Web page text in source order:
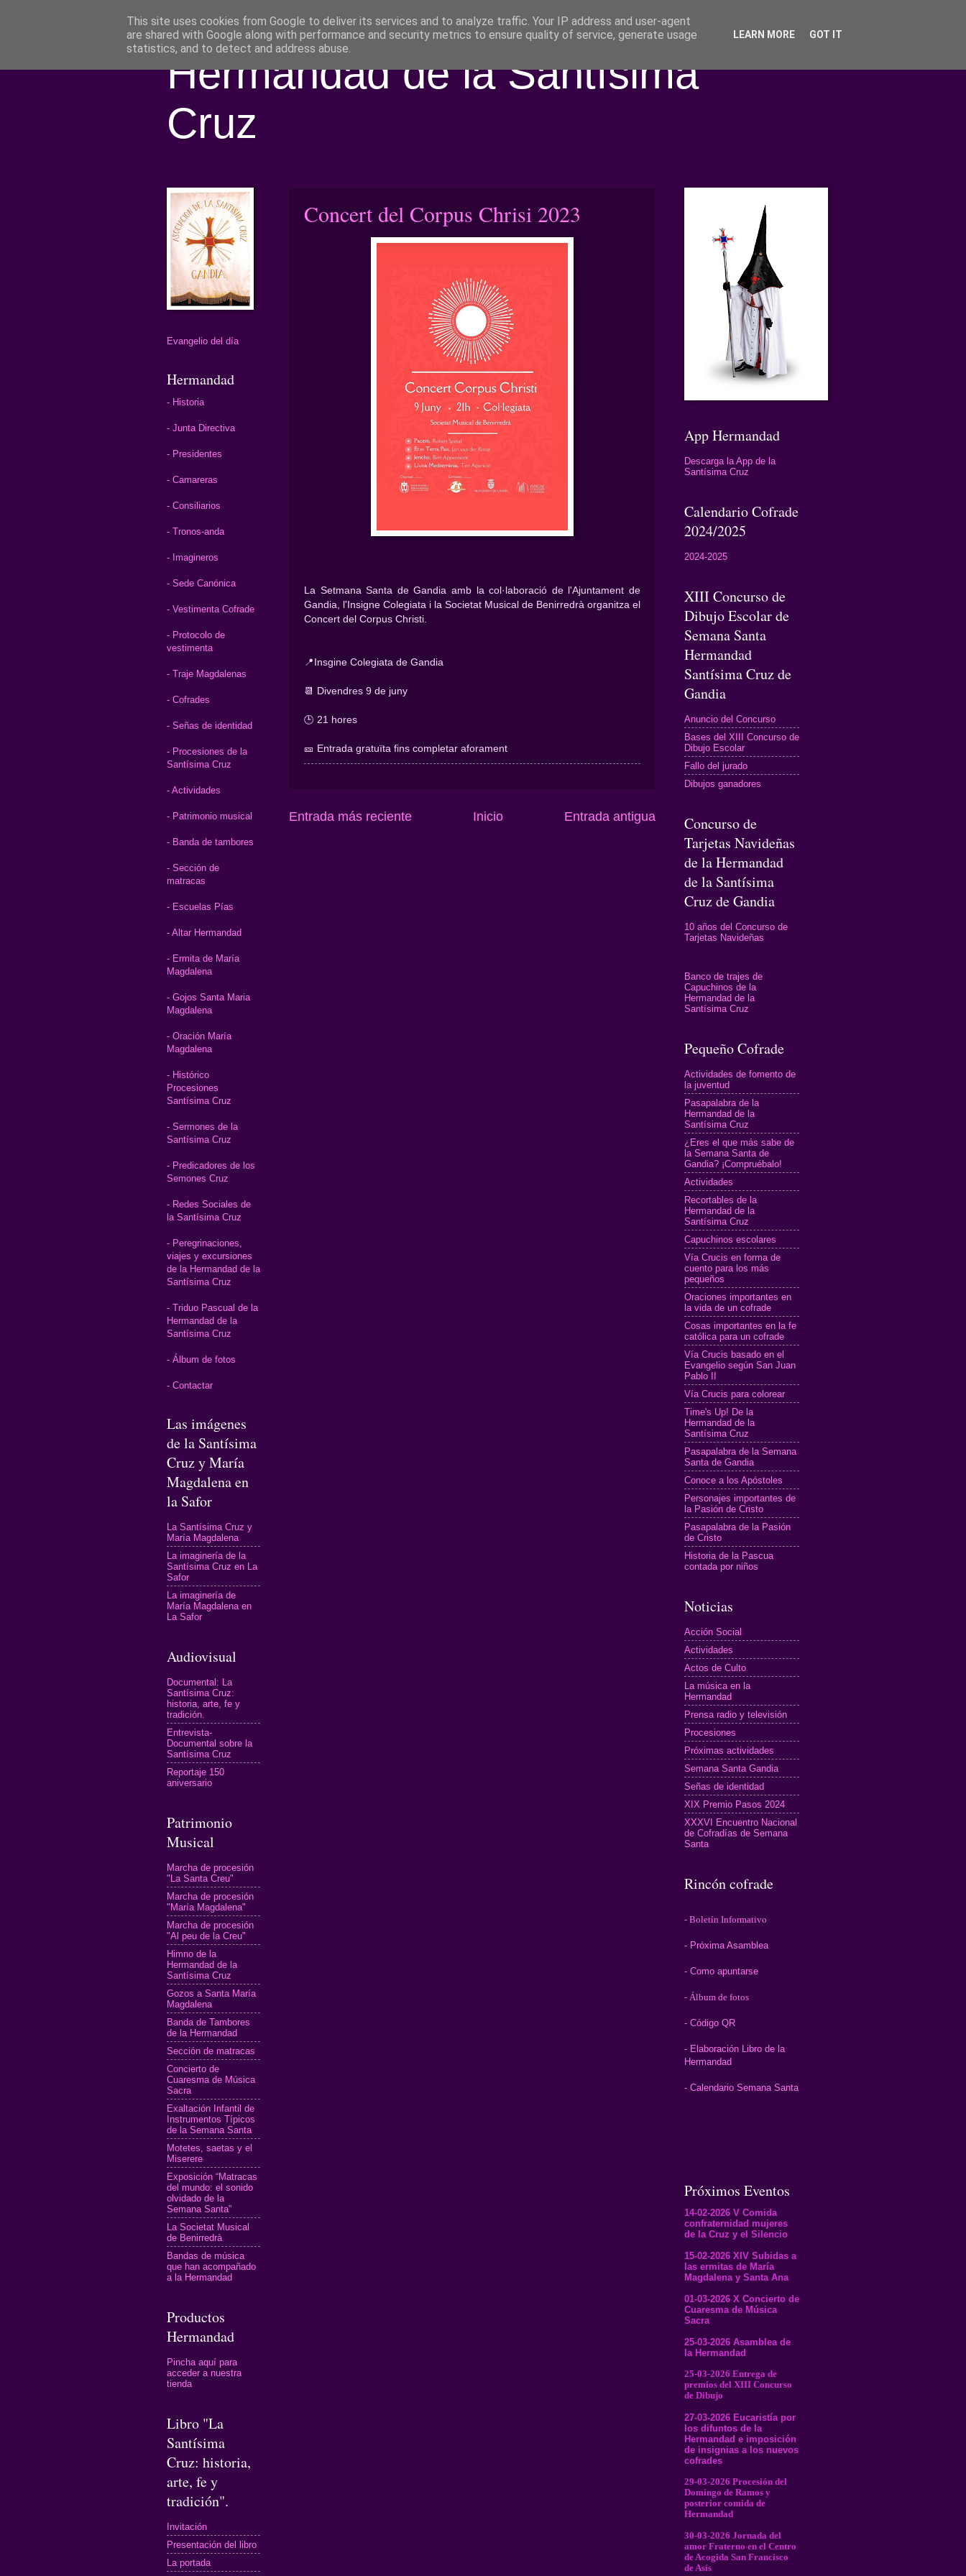
Hermandad de la Santísima
Cruz
Concert del Corpus Chrisi 2023
La Setmana Santa de Gandia amb la col·laboració de l'Ajuntament de
Gandia, l'Insigne Colegiata i la Societat Musical de Benirredrà organitza el
Concert del Corpus Christi.
📍Insgine Colegiata de Gandia
📆 Divendres 9 de juny
🕒 21 hores
🎫 Entrada gratuïta fins completar aforament
Entrada más reciente Entrada antigua
Inicio
Evangelio del día
Hermandad
- Historia
- Junta Directiva
- Presidentes
- Camareras
- Consiliarios
- Tronos-anda
- Imagineros
- Sede Canónica
- Vestimenta Cofrade
- Protocolo de
vestimenta
- Traje Magdalenas
- Cofrades
- Señas de identidad
- Procesiones de la
Santísima Cruz
- Actividades
- Patrimonio musical
- Banda de tambores
- Sección de
matracas
- Escuelas Pías
- Altar Hermandad
- Ermita de María
Magdalena
- Gojos Santa Maria
Magdalena
- Oración María
Magdalena
- Histórico
Procesiones
Santísima Cruz
- Sermones de la
Santísima Cruz
- Predicadores de los
Semones Cruz
- Redes Sociales de
la Santísima Cruz
- Peregrinaciones,
viajes y excursiones
de la Hermandad de la
Santísima Cruz
- Triduo Pascual de la
Hermandad de la
Santísima Cruz
- Álbum de fotos
- Contactar
Las imágenes
de la Santísima
Cruz y María
Magdalena en
la Safor
La Santísima Cruz y
María Magdalena
La imaginería de la
Santísima Cruz en La
Safor
La imaginería de
María Magdalena en
La Safor
Audiovisual
Documental: La
Santísima Cruz:
historia, arte, fe y
tradición.
Entrevista-
Documental sobre la
Santísima Cruz
Reportaje 150
aniversario
Patrimonio
Musical
Marcha de procesión
"La Santa Creu"
Marcha de procesión
"María Magdalena"
Marcha de procesión
"Al peu de la Creu"
Himno de la
Hermandad de la
Santísima Cruz
Gozos a Santa María
Magdalena
Banda de Tambores
de la Hermandad
Sección de matracas
Concierto de
Cuaresma de Música
Sacra
Exaltación Infantil de
Instrumentos Típicos
de la Semana Santa
Motetes, saetas y el
Miserere
Exposición “Matracas
del mundo: el sonido
olvidado de la
Semana Santa”
La Societat Musical
de Benirredrà
Bandas de música
que han acompañado
a la Hermandad
Productos
Hermandad
Pincha aquí para
acceder a nuestra
tienda
Libro "La
Santísima
Cruz: historia,
arte, fe y
tradición".
Invitación
Presentación del libro
La portada
App Hermandad
Descarga la App de la
Santísima Cruz
Calendario Cofrade
2024/2025
2024-2025
XIII Concurso de
Dibujo Escolar de
Semana Santa
Hermandad
Santísima Cruz de
Gandia
Anuncio del Concurso
Bases del XIII Concurso de
Dibujo Escolar
Fallo del jurado
Dibujos ganadores
Concurso de
Tarjetas Navideñas
de la Hermandad
de la Santísima
Cruz de Gandia
10 años del Concurso de
Tarjetas Navideñas
Banco de trajes de
Capuchinos de la
Hermandad de la
Santísima Cruz
Pequeño Cofrade
Actividades de fomento de
la juventud
Pasapalabra de la
Hermandad de la
Santísima Cruz
¿Eres el que más sabe de
la Semana Santa de
Gandia? ¡Compruébalo!
Actividades
Recortables de la
Hermandad de la
Santísima Cruz
Capuchinos escolares
Vía Crucis en forma de
cuento para los más
pequeños
Oraciones importantes en
la vida de un cofrade
Cosas importantes en la fe
católica para un cofrade
Vía Crucis basado en el
Evangelio según San Juan
Pablo II
Vía Crucis para colorear
Time's Up! De la
Hermandad de la
Santísima Cruz
Pasapalabra de la Semana
Santa de Gandia
Conoce a los Apóstoles
Personajes importantes de
la Pasión de Cristo
Pasapalabra de la Pasión
de Cristo
Historia de la Pascua
contada por niños
Noticias
Acción Social
Actividades
Actos de Culto
La música en la
Hermandad
Prensa radio y televisión
Procesiones
Próximas actividades
Semana Santa Gandia
Señas de identidad
XIX Premio Pasos 2024
XXXVI Encuentro Nacional
de Cofradías de Semana
Santa
Rincón cofrade
- Boletín Informativo
- Próxima Asamblea
- Como apuntarse
- Álbum de fotos
- Código QR
- Elaboración Libro de la
Hermandad
- Calendario Semana Santa
Próximos Eventos
14-02-2026 V Comida
confraternidad mujeres
de la Cruz y el Silencio
15-02-2026 XIV Subidas a
las ermitas de María
Magdalena y Santa Ana
01-03-2026 X Concierto de
Cuaresma de Música
Sacra
25-03-2026 Asamblea de
la Hermandad
25-03-2026 Entrega de
premios del XIII Concurso
de Dibujo
27-03-2026 Eucaristía por
los difuntos de la
Hermandad e imposición
de insignias a los nuevos
cofrades
29-03-2026 Procesión del
Domingo de Ramos y
posterior comida de
Hermandad
30-03-2026 Jornada del
amor Fraterno en el Centro
de Acogida San Francisco
de Asís
This site uses cookies from Google to deliver its services and to analyze traffic. Your IP address and user-agent
are shared with Google along with performance and security metrics to ensure quality of service, generate usage
statistics, and to detect and address abuse.
LEARN MORE GOT IT